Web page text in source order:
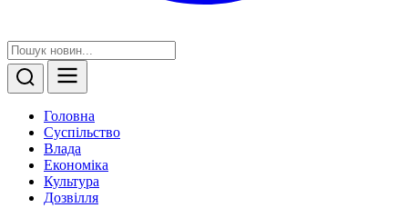
Головна
Суспільство
Влада
Економіка
Культура
Дозвілля